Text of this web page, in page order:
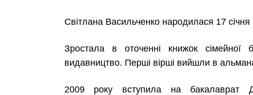
Світлана Васильченко народилася 17
Зростала в оточенні книжок сімейної
видавництво. Перші вірші вийшли в
2009 року вступила на бакалаврат